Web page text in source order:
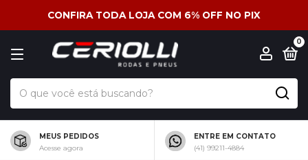
CONFIRA TODA LOJA COM 6% OFF NO PIX
0
MEUS PEDIDOS
Acesse agora
ENTRE EM CONTATO
(41) 99211-4884